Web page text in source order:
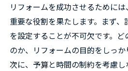
リフォームを成功させるために
重要な役割を果たします。まず
を設定することが不可欠です。
のか、リフォームの目的をしっか
次に、予算と時間の制約を考慮